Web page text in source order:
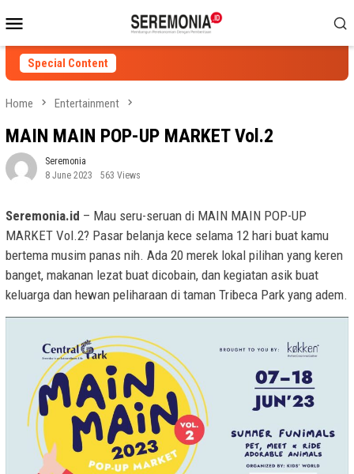
to
contentMenu
Special Content
Home Entertainment
MAIN MAIN POP-UP MARKET Vol.2
Seremonia
8 June 2023
563 Views
Seremonia.id – Mau seru-seruan di MAIN MAIN POP-UP
MARKET Vol.2? Pasar belanja kece selama 12 hari buat kamu
bertema musim panas nih. Ada 20 merek lokal pilihan yang keren
banget, makanan lezat buat dicobain, dan kegiatan asik buat
keluarga dan hewan peliharaan di taman Tribeca Park yang adem.